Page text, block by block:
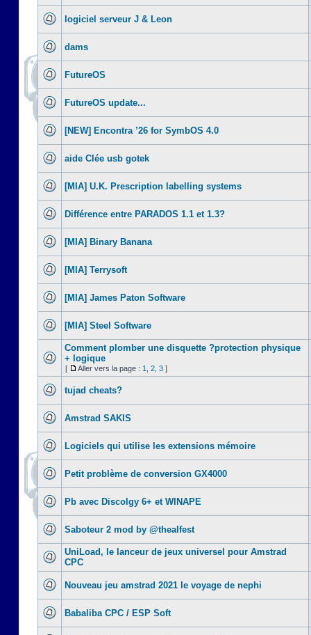
logiciel serveur J & Leon
dams
FutureOS
FutureOS update...
[NEW] Encontra ’26 for SymbOS 4.0
aide Clée usb gotek
[MIA] U.K. Prescription labelling systems
Différence entre PARADOS 1.1 et 1.3?
[MIA] Binary Banana
[MIA] Terrysoft
[MIA] James Paton Software
[MIA] Steel Software
Comment plomber une disquette ?protection physique
+ logique
[ Aller vers la page : 1 2 3 ]
tujad cheats?
Amstrad SAKIS
Logiciels qui utilise les extensions mémoire
Petit problème de conversion GX4000
Pb avec Discolgy 6+ et WINAPE
Saboteur 2 mod by @thealfest
UniLoad, le lanceur de jeux universel pour Amstrad
CPC
Nouveau jeu amstrad 2021 le voyage de nephi
Babaliba CPC / ESP Soft